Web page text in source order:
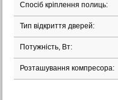
Спосіб кріплення полиць:
Тип відкриття дверей:
Потужність, Вт:
Розташування компресора: